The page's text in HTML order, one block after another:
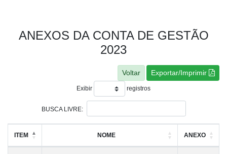
ANEXOS DA CONTA DE GESTÃO
2023
Exportar/Imprimir
Exibir registros
BUSCA LIVRE:
ITEM NOME ANEXO